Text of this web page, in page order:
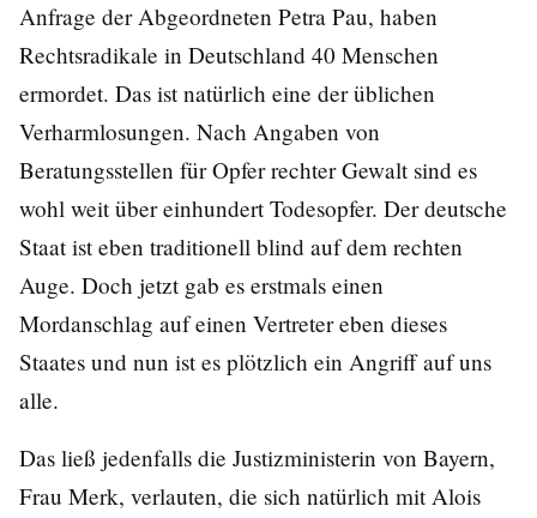
Anfrage der Abgeordneten Petra Pau, haben
Rechtsradikale in Deutschland 40 Menschen
ermordet. Das ist natürlich eine der üblichen
Verharmlosungen. Nach Angaben von
Beratungsstellen für Opfer rechter Gewalt sind es
wohl weit über einhundert Todesopfer. Der deutsche
Staat ist eben traditionell blind auf dem rechten
Auge. Doch jetzt gab es erstmals einen
Mordanschlag auf einen Vertreter eben dieses
Staates und nun ist es plötzlich ein Angriff auf uns
alle.
Das ließ jedenfalls die Justizministerin von Bayern,
Frau Merk, verlauten, die sich natürlich mit Alois